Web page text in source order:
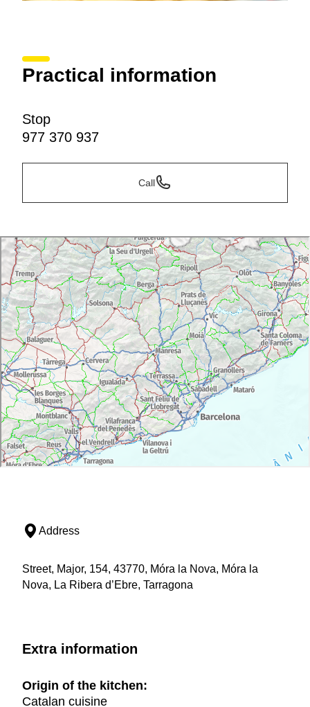
Practical information
Stop
977 370 937
Call
Address
Street, Major, 154, 43770, Móra la Nova, Móra la
Nova, La Ribera d’Ebre, Tarragona
Extra information
Origin of the kitchen:
Catalan cuisine